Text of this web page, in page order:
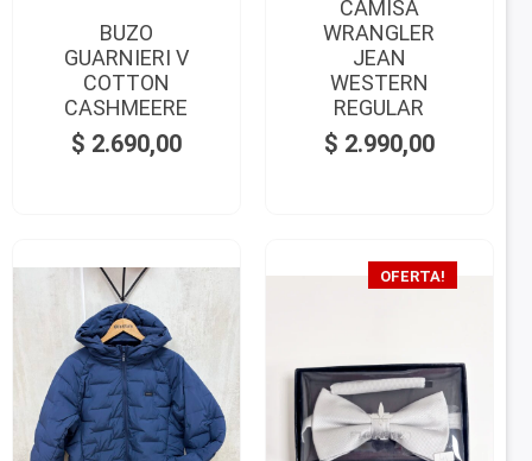
BUZO
GUARNIERI V
COTTON
CASHMEERE
$ 2.690,00
CAMISA
WRANGLER
JEAN
WESTERN
REGULAR
$ 2.990,00
OFERTA!